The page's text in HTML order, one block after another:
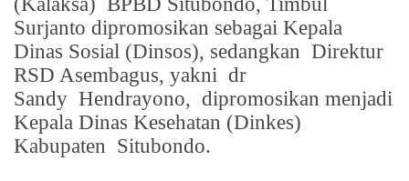
Surjanto dipromosikan sebagai Kepala
Dinas Sosial (Dinsos), sedangkan Direktur
RSD Asembagus, yakni dr
Sandy Hendrayono, dipromosikan menjadi
Kepala Dinas Kesehatan (Dinkes)
Kabupaten Situbondo.